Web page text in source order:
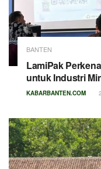
BANTEN
LamiPak
untuk Industri
KABARBANTEN.COM